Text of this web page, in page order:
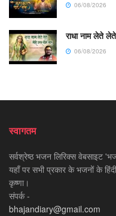
06/08/2026
राधा नाम लेते
06/08/2026
स्वागतम
सर्वश्रेष्ठ भजन लिरिक्स वेबसाइट
यहाँ पर सभी प्रकार के भजनों के
कृष्णा।
संपर्क -
bhajandiary@gmail.com